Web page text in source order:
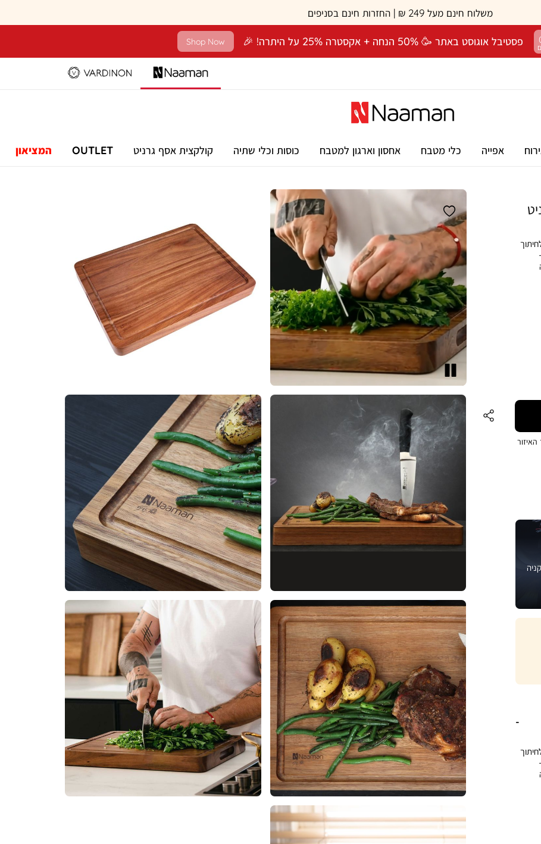
משלוח חינם מעל 249 ₪ | החזרות חינם בסניפים
פסטיבל אוגוסט באתר 🥳 50% הנחה + אקסטרה 25% על היתרה! 🎉 Shop Now
אפייה כלי מטבח אחסון וארגון למטבח כוסות וכלי שתיה קולקצית אסף גרניט OUTLET המציאון